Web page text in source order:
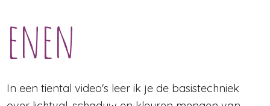
enen
In een tiental video's leer ik je de basistechniek